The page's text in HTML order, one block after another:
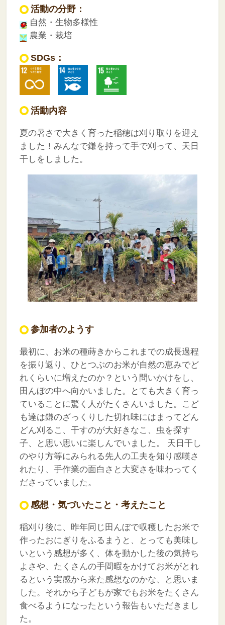
活動の分野：
自然・生物多様性
農業・栽培
SDGs：
活動内容
夏の暑さで大きく育った稲穂は刈り取りを迎え
ました！みんなで鎌を持って手で刈って、天日
干しをしました。
参加者のようす
最初に、お米の種蒔きからこれまでの成長過程
を振り返り、ひとつぶのお米が自然の恵みでど
れくらいに増えたのか？という問いかけをし、
田んぼの中へ向かいました。とても大きく育っ
ていることに驚く人がたくさんいました。こど
も達は鎌のざっくりした切れ味にはまってどん
どん刈るこ、干すのが大好きなこ、虫を探す
子、と思い思いに楽しんでいました。
天日干し
のやり方等にみられる先人の工夫を知り感嘆さ
れたり、手作業の面白さと大変さを味わってく
ださっていました。
感想・気づいたこと・考えたこと
稲刈り後に、昨年同じ田んぼで収穫したお米で
作ったおにぎりをふるまうと、とっても美味し
いという感想が多く、体を動かした後の気持ち
よさや、たくさんの手間暇をかけてお米がとれ
るという実感から来た感想なのかな、と思いま
した。それから子どもが家でもお米をたくさん
食べるようになったという報告もいただきまし
た。